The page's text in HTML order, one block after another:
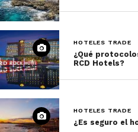
HOTELES TRADE
¿Qué
RCD Hotels?
HOTELES TRADE
¿Es seguro el